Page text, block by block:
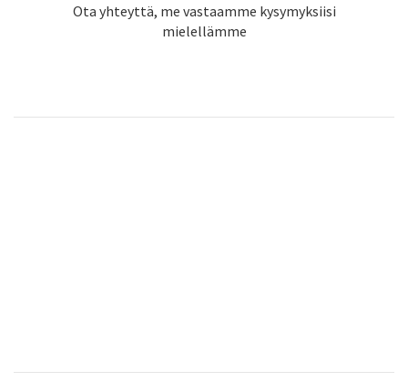
Ota yhteyttä, me vastaamme kysymyksiisi
mielellämme